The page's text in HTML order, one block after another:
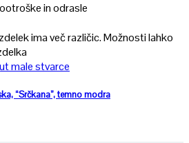
otroške in odrasle
ima več različic. Možnosti lahko
male stvarce
“Srčkana”, temno modra